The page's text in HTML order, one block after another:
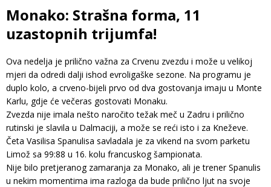
Monako: Strašna forma, 11
uzastopnih trijumfa!
Ova nedelja je prilično važna za Crvenu zvezdu i može u velikoj
mjeri da odredi dalji ishod evroligaške sezone. Na programu je
duplo kolo, a crveno-bijeli prvo od dva gostovanja imaju u Monte
Karlu, gdje će večeras gostovati Monaku.
Zvezda nije imala nešto naročito težak meč u Zadru i prilično
rutinski je slavila u Dalmaciji, a može se reći isto i za Kneževe.
Četa Vasilisa Spanulisa savladala je za vikend na svom parketu
Limož sa 99:88 u 16. kolu francuskog šampionata.
Nije bilo pretjeranog zamaranja za Monako, ali je trener Spanulis
u nekim momentima ima razloga da bude prilično ljut na svoje